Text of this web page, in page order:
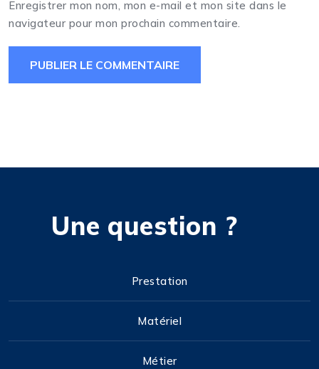
Enregistrer mon nom, mon e-mail et mon site dans le
navigateur pour mon prochain commentaire.
Une question ?
Prestation
Matériel
Métier